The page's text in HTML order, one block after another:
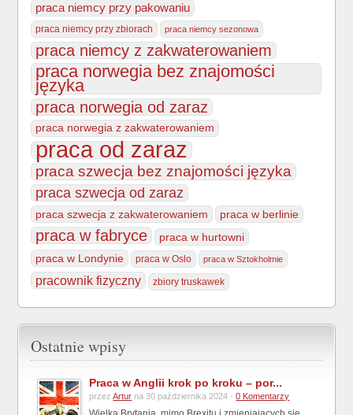
praca niemcy przy pakowaniu
praca niemcy przy zbiorach praca niemcy sezonowa
praca niemcy z zakwaterowaniem
praca norwegia bez znajomości
języka
praca norwegia od zaraz
praca norwegia z zakwaterowaniem
praca od zaraz
praca szwecja bez znajomości języka
praca szwecja od zaraz
praca szwecja z zakwaterowaniem praca w berlinie
praca w fabryce
praca w hurtowni
praca w Londynie
praca w Oslo praca w Sztokholmie
pracownik fizyczny zbiory truskawek
Ostatnie wpisy
Praca w Anglii krok po kroku – por...
przezArtur na 30 października 2024 -0 Komentarzy